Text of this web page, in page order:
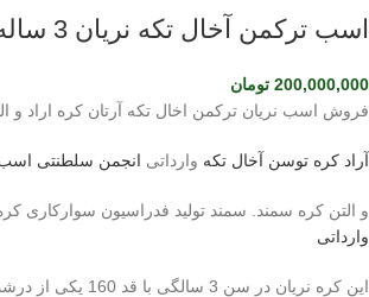
اسب ترکمن آخال تکه نریان 3 ساله
200,000,000 تومان
فروش اسب نریان ترکمن اخال تکه آرتان کره اراد و
آراد کره توسن آخال تکه وارداتی انجمن سلطنتی اسب
و التن کره سمند. سمند تولید فدراسیون سوارکاری
وارداتی
این کره نریان در سن 3